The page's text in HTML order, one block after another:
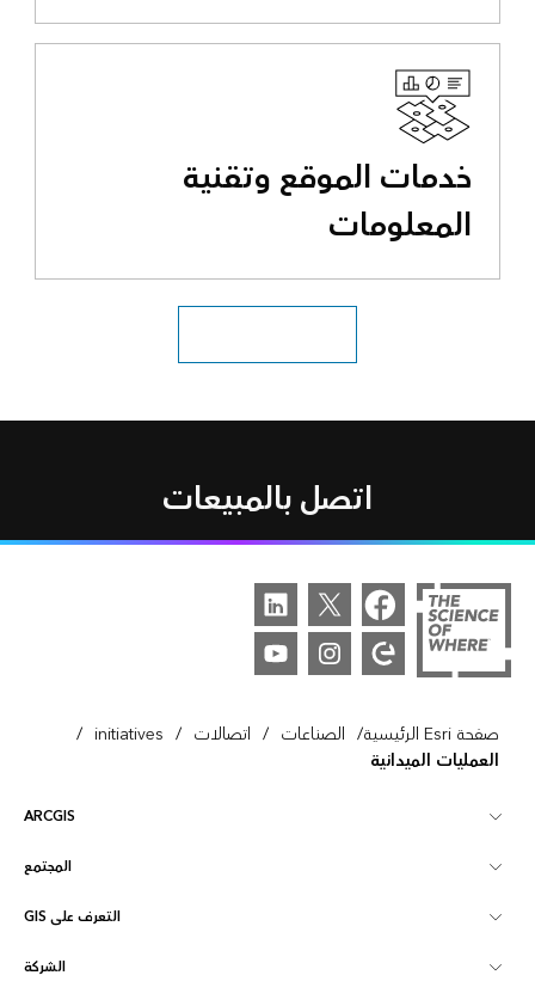
خدمات الموقع وتقنية
المعلومات
اتصل بالمبيعات
صفحة Esri الرئيسية / الصناعات / اتصالات /
initiatives
/
العمليات الميدانية
ARCGIS
نظرة عامة على ArcGIS
تخطيط
المجتمع
مجتمع Esri
ArcGIS Blog
التعرف على GIS
ما هي GIS؟ الشركة